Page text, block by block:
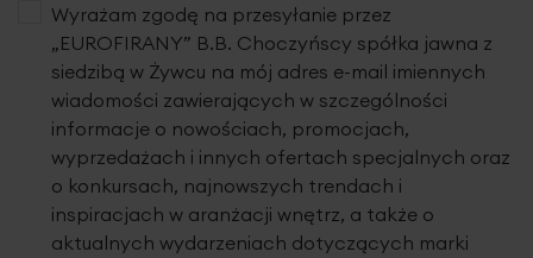
Wyrażam zgodę na przesyłanie przez
„EUROFIRANY” B.B. Choczyńscy spółka jawna z
siedzibą w Żywcu na mój adres e-mail imiennych
wiadomości zawierających w szczególności
informacje o nowościach, promocjach,
wyprzedażach i innych ofertach specjalnych oraz
o konkursach, najnowszych trendach i
inspiracjach w aranżacji wnętrz, a także o
aktualnych wydarzeniach dotyczących marki